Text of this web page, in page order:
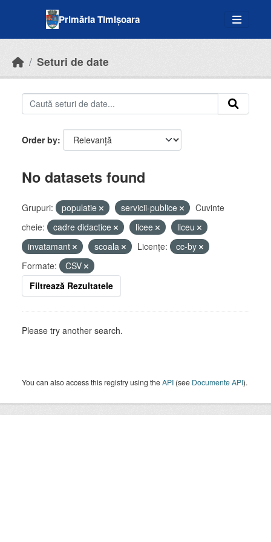
Primăria Timișoara
Seturi de date
Order by
No datasets found
Grupuri: populatie servicii-publice
Cuvinte
cheie:
cadre didactice licee
liceu
invatamant
scoala Licenţe:
cc-by
Formate:
CSV
Filtrează Rezultatele
Please try another search.
You can also access this registry using theAPI (see Documente API).